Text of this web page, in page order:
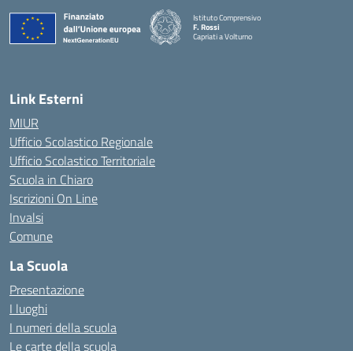
Istituto Comprensivo
F. Rossi
Capriati a Volturno
— Visita la pagina iniziale della scuola
Link Esterni
MIUR
Ufficio Scolastico Regionale
Ufficio Scolastico Territoriale
Scuola in Chiaro
Iscrizioni On Line
Invalsi
Comune
La Scuola
Presentazione
I luoghi
I numeri della scuola
Le carte della scuola